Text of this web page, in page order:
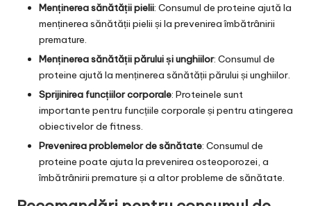
Menținerea sănătății pielii: Consumul de proteine ajută la
menținerea sănătății pielii și la prevenirea îmbătrânirii
premature.
Menținerea sănătății părului și unghiilor: Consumul de
proteine ajută la menținerea sănătății părului și unghiilor.
Sprijinirea funcțiilor corporale: Proteinele sunt
importante pentru funcțiile corporale și pentru atingerea
obiectivelor de fitness.
Prevenirea problemelor de sănătate: Consumul de
proteine poate ajuta la prevenirea osteoporozei, a
îmbătrânirii premature și a altor probleme de sănătate.